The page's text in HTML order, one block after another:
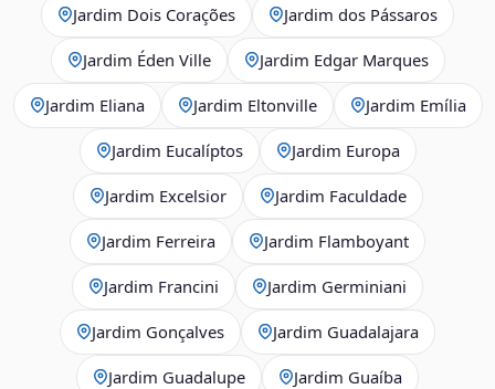
Jardim Dois Corações Jardim dos Pássaros
Jardim Éden Ville Jardim Edgar Marques
Jardim Eliana Jardim Eltonville Jardim Emília
Jardim Eucalíptos Jardim Europa
Jardim Excelsior Jardim Faculdade
Jardim Ferreira Jardim Flamboyant
Jardim Francini Jardim Germiniani
Jardim Gonçalves Jardim Guadalajara
Jardim Guadalupe Jardim Guaíba